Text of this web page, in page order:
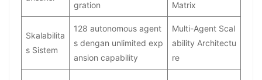
gration
Matrix
Skalabilita
s Sistem
128 autonomous agent
s dengan unlimited exp
ansion capability
Multi-Agent Scal
ability Architectu
re